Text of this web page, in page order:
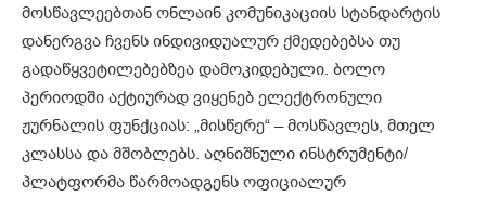
მოსწავლეებთან ონლაინ კომუნიკაციის სტანდარტის
დანერგვა ჩვენს ინდივიდუალურ ქმედებებსა თუ
გადაწყვეტილებებზეა დამოკიდებული. ბოლო
პერიოდში აქტიურად ვიყენებ ელექტრონული
ჟურნალის ფუნქციას: „მისწერე“ – მოსწავლეს, მთელ
კლასსა და მშობლებს. აღნიშნული ინსტრუმენტი/
პლატფორმა წარმოადგენს ოფიციალურ